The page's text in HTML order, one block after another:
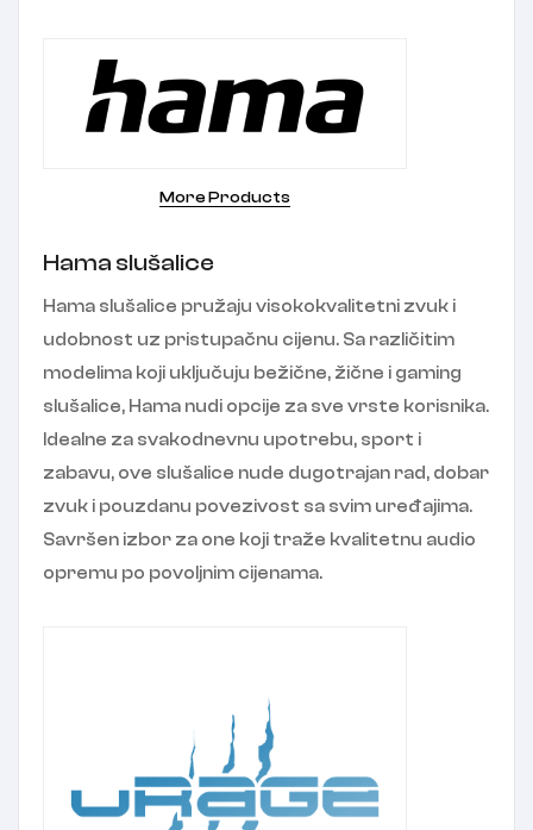
More Products
Hama slušalice
Hama slušalice pružaju visokokvalitetni zvuk i
udobnost uz pristupačnu cijenu. Sa različitim
modelima koji uključuju bežične, žične i gaming
slušalice, Hama nudi opcije za sve vrste korisnika.
Idealne za svakodnevnu upotrebu, sport i
zabavu, ove slušalice nude dugotrajan rad, dobar
zvuk i pouzdanu povezivost sa svim uređajima.
Savršen izbor za one koji traže kvalitetnu audio
opremu po povoljnim cijenama.